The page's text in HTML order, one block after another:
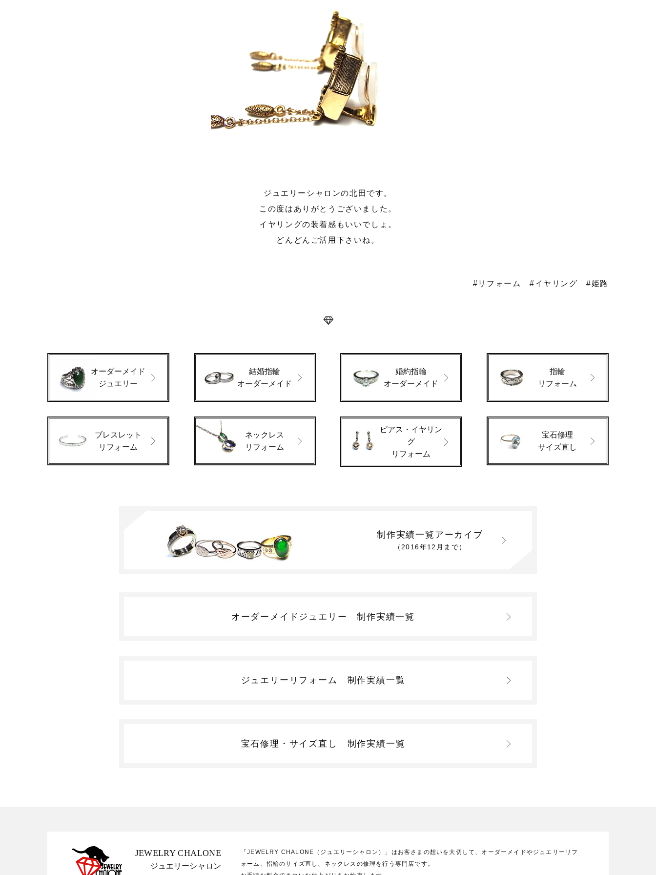
ジュエリーシャロンの北田です。
この度はありがとうございました。
イヤリングの装着感もいいでしょ。
どんどんご活用下さいね。
#リフォーム #イヤリング #姫路
オーダーメイド
ジュエリー
結婚指輪
オーダーメイド
婚約指輪
オーダーメイド
指輪
リフォーム
ブレスレット
リフォーム
ネックレス
リフォーム
ピアス・イヤリン
グ
リフォーム
宝石修理
サイズ直し
制作実績一覧アーカイブ
（2016年12月まで）
オーダーメイドジュエリー制作実績一覧
ジュエリーリフォーム 制作実績一覧
宝石修理・サイズ直し 制作実績一覧
JEWELRY CHALONE
ジュエリーシャロン
「JEWELRY CHALONE（ジュエリーシャロン）」はお客さまの想いを大切して、オーダーメイドやジュエリーリフ
ォーム、指輪のサイズ直し、ネックレスの修理を行う専門店です。